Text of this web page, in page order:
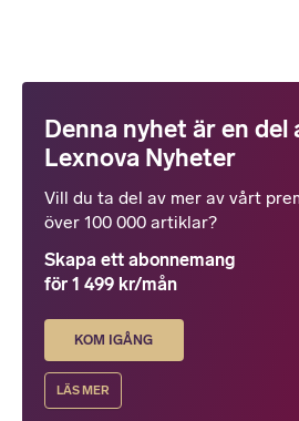
Denna nyhet är en del
Lexnova Nyheter
Vill du ta del av mer av vårt
över 100 000 artiklar?
Skapa ett abonnemang
för 1 499 kr/mån
KOM IGÅNG
LÄS MER